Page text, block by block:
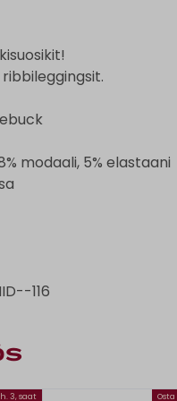
modaali, 5% elastaani
116
3, saat